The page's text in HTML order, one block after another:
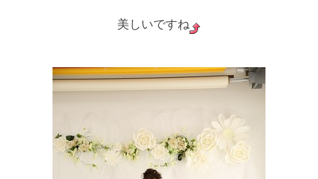
美しいですね